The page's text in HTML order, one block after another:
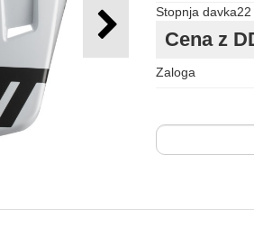
Stopnja davka22
Cena z
Zaloga